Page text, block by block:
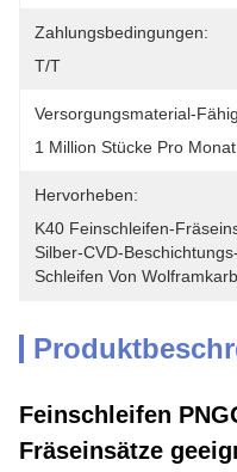
Zahlungsbedingungen:
T/T
Versorgungsmaterial-
1 Million Stücke Pro Monat
Hervorheben:
K40 Feinschleifen-
Silber-CVD-
Schleifen Von
Feinschleifen
Fräseinsätze